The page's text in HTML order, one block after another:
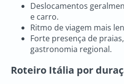
Deslocamentos
e carro.
Ritmo de viagem mais
Forte presença de
gastronomia regional.
Roteiro Itália por